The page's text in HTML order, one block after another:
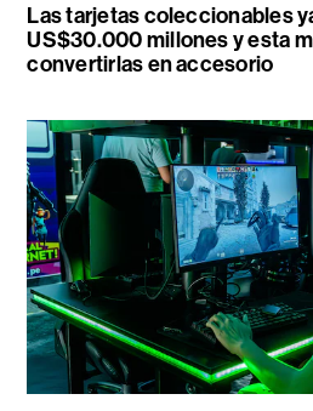
Las tarjetas coleccionables
US$30.000 millones y esta
convertirlas en accesorio